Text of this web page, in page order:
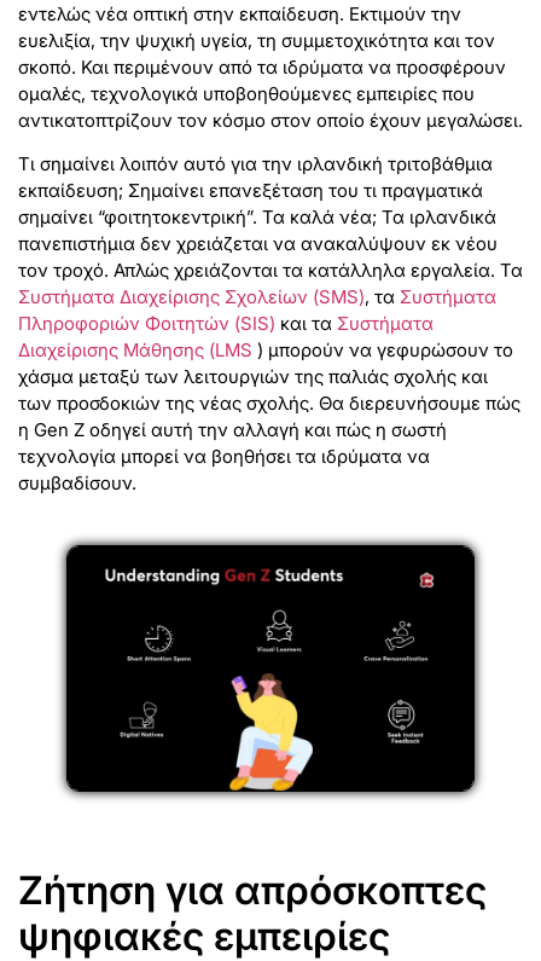
εντελώς νέα οπτική στην εκπαίδευση. Εκτιμούν την
ευελιξία, την ψυχική υγεία, τη συμμετοχικότητα και τον
σκοπό. Και περιμένουν από τα ιδρύματα να προσφέρουν
ομαλές, τεχνολογικά υποβοηθούμενες εμπειρίες που
αντικατοπτρίζουν τον κόσμο στον οποίο έχουν μεγαλώσει.
Τι σημαίνει λοιπόν αυτό για την ιρλανδική τριτοβάθμια
εκπαίδευση; Σημαίνει επανεξέταση του τι πραγματικά
σημαίνει “φοιτητοκεντρική”. Τα καλά νέα; Τα ιρλανδικά
πανεπιστήμια δεν χρειάζεται να ανακαλύψουν εκ νέου
τον τροχό. Απλώς χρειάζονται τα κατάλληλα εργαλεία. Τα
Συστήματα Διαχείρισης Σχολείων (SMS), τα Συστήματα
Πληροφοριών Φοιτητών (SIS) και τα Συστήματα
Διαχείρισης Μάθησης (LMS ) μπορούν να γεφυρώσουν το
χάσμα μεταξύ των λειτουργιών της παλιάς σχολής και
των προσδοκιών της νέας σχολής. Θα διερευνήσουμε πώς
η Gen Z οδηγεί αυτή την αλλαγή και πώς η σωστή
τεχνολογία μπορεί να βοηθήσει τα ιδρύματα να
συμβαδίσουν.
Ζήτηση για απρόσκοπτες
ψηφιακές εμπειρίες